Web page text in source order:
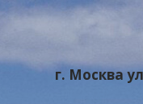
г. Москва